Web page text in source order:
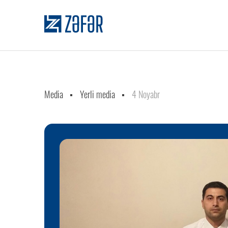
Media Yerli media 4 Noyabr